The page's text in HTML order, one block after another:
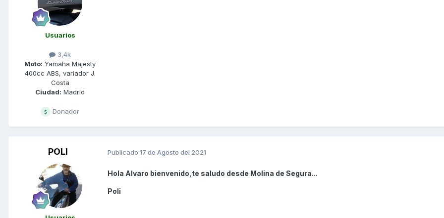
Usuarios
3,4k
Moto: Yamaha Majesty
400cc ABS, variador J.
Costa
Ciudad: Madrid
Donador
POLI Publicado 17 de Agosto del 2021
Hola Alvaro bienvenido,te saludo desde Molina de Segura...
Poli